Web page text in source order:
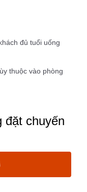
đủ tuổi uống
thuộc vào phòng
đặt chuyến